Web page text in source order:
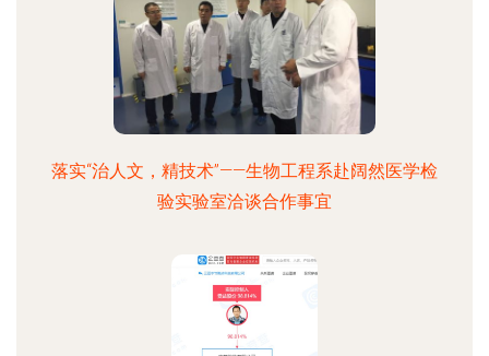
落实“治人文，精技术”——生物工程系赴阔然医学检
验实验室洽谈合作事宜